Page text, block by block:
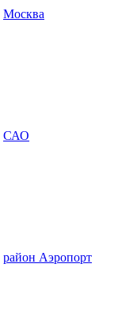
Москва
САО
район Аэропорт